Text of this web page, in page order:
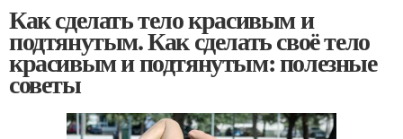
Как сделать тело красивым и
подтянутым. Как сделать своё тело
красивым и подтянутым: полезные
советы